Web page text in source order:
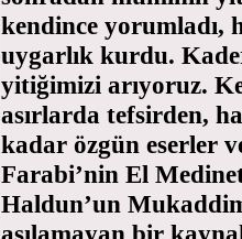
kendince yorumladı,
uygarlık kurdu.
yitiğimizi arıyoruz.
asırlarda tefsirden,
kadar özgün eserler
Farabi’nin El
Haldun’un